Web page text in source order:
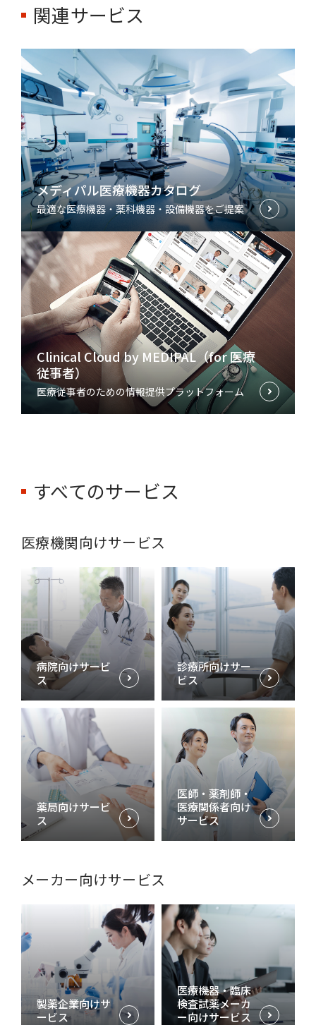
関連サービス
メディパル医療機器カタログ
最適な医療機器・薬科機器・設備機器をご提案
Clinical Cloud by MEDIPAL（for 医療
従事者）
医療従事者のための情報提供プラットフォーム
すべてのサービス
医療機関向けサービス
病院向けサービ
ス
診療所向けサー
ビス
薬局向けサービ
ス
医師・薬剤師・
医療関係者向け
サービス
メーカー向けサービス
製薬企業向けサ
ービス
医療機器・臨床
検査試薬メーカ
ー向けサービス